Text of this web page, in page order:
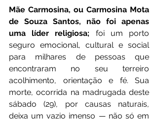
Mãe Carmosina, ou Carmosina Mota
de Souza Santos, não foi apenas
uma líder religiosa; foi um porto
seguro emocional, cultural e social
para milhares de pessoas que
encontraram no seu terreiro
acolhimento, orientação e fé. Sua
morte, ocorrida na madrugada deste
sábado (29), por causas naturais,
deixa um vazio imenso — não só em